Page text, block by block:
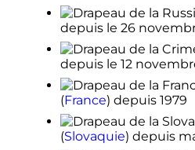
depuis le 26
depuis le 12
(France) depuis 1979
(Slovaquie) depuis